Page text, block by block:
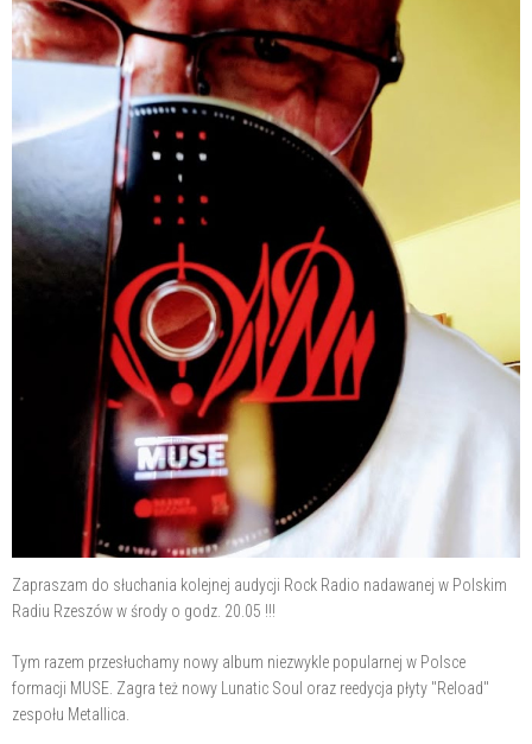
Zapraszam do słuchania kolejnej audycji Rock Radio nadawanej w Polskim
Radiu Rzeszów w środy o godz. 20.05 !!!
Tym razem przesłuchamy nowy album niezwykle popularnej w Polsce
formacji MUSE. Zagra też nowy Lunatic Soul oraz reedycja płyty "Reload"
zespołu Metallica.